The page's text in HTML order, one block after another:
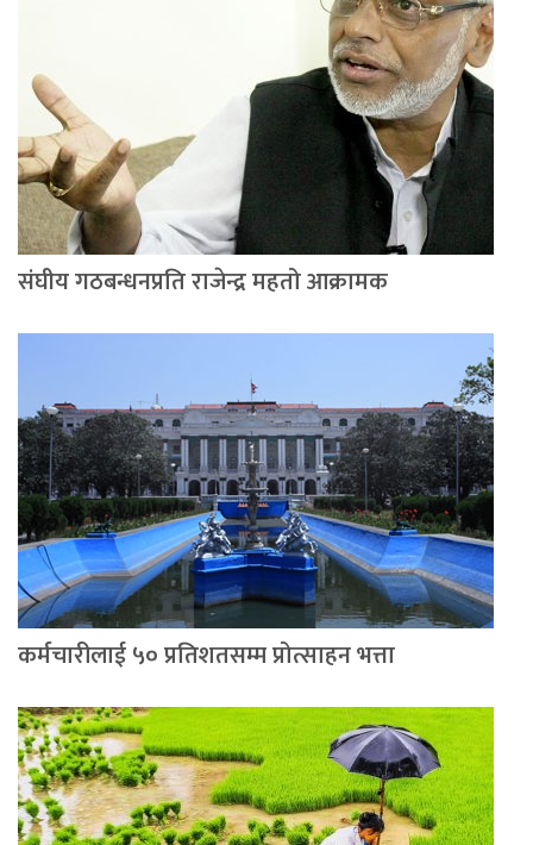
संघीय गठबन्धनप्रति राजेन्द्र महतो आक्रामक
कर्मचारीलाई ५० प्रतिशतसम्म प्रोत्साहन भत्ता